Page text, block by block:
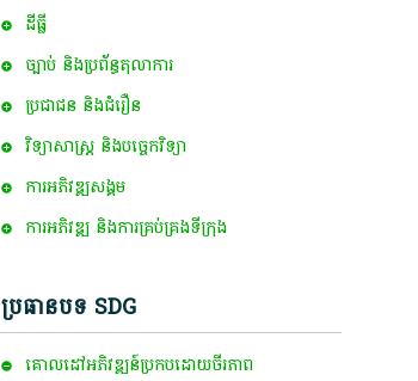
ដីធ្លី
ច្បាប់ និងប្រព័ន្ធតុលាការ
ប្រជាជន និងជំរឿន
វិទ្យាសាស្ត្រ និងបច្ចេកវិទ្យា
ការ​អភិវឌ្ឍ​សង្គម
ការអភិវឌ្ឍ និងការគ្រប់គ្រងទីក្រុង
ប្រធានបទ SDG
គោលដៅ​អភិវឌ្ឍន៍​ប្រកបដោយ​ចីរភាព